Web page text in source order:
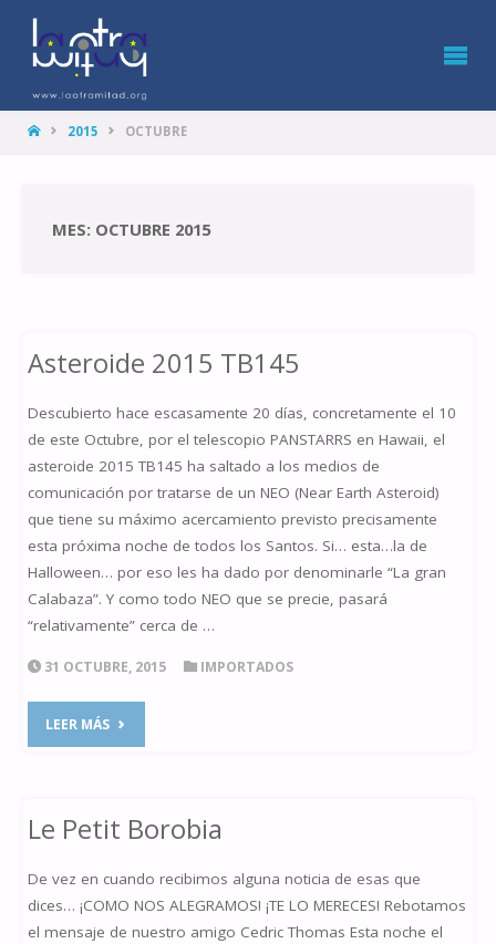
HOME2015 OCTUBRE
MES: OCTUBRE 2015
Asteroide 2015 TB145
Descubierto hace escasamente 20 días, concretamente el 10
de este Octubre, por el telescopio PANSTARRS en Hawaii, el
asteroide 2015 TB145 ha saltado a los medios de
comunicación por tratarse de un NEO (Near Earth Asteroid)
que tiene su máximo acercamiento previsto precisamente
esta próxima noche de todos los Santos. Si… esta…la de
Halloween… por eso les ha dado por denominarle “La gran
Calabaza”. Y como todo NEO que se precie, pasará
“relativamente” cerca de …
31 OCTUBRE, 2015 IMPORTADOS
LEER MÁS"ASTEROIDE
Le Petit Borobia
De vez en cuando recibimos alguna noticia de esas que
dices… ¡COMO NOS ALEGRAMOS! ¡TE LO MERECES! Rebotamos
el mensaje de nuestro amigo Cedric Thomas Esta noche el